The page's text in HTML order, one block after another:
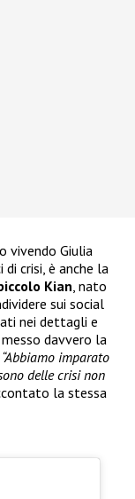
vivendo Giulia
di crisi, è anche la
Kian , nato
sui social
nei dettagli e
davvero la
“Abbiamo imparato
delle crisi non
la stessa